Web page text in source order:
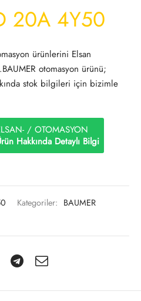
20A 4Y50
ürünlerini Elsan
otomasyon ürünü;
stok bilgileri için bizimle
/ OTOMASYON
Hakkında Detaylı Bilgi
Kategoriler: BAUMER